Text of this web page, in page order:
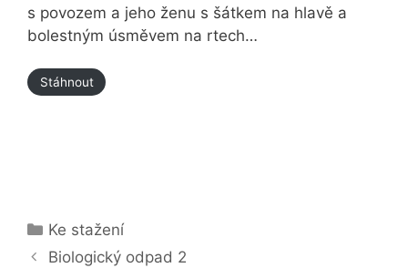
s povozem a jeho ženu s šátkem na hlavě a
bolestným úsměvem na rtech…
Stáhnout
Rubriky
Ke stažení
Biologický odpad 2